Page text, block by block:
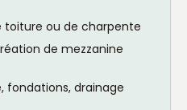
ou de charpente
de mezzanine
fondations, drainage